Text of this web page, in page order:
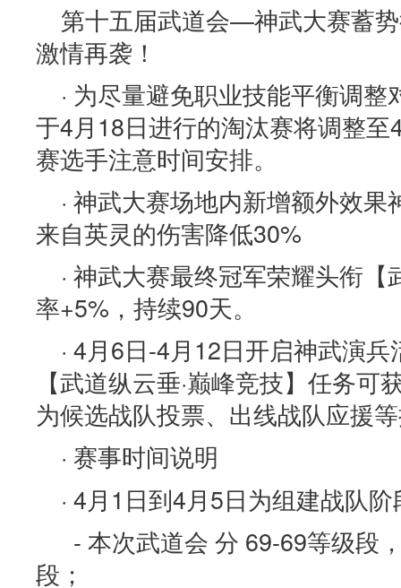
第十五届武道会—神武大赛蓄
激情再袭！
· 为尽量避免职业技能平衡调
于4月18日进行的淘汰赛将调整
赛选手注意时间安排。
· 神武大赛场地内新增额外效
来自英灵的伤害降低30%
· 神武大赛最终冠军荣耀头衔
率+5%，持续90天。
· 4月6日-4月12日开启神武演
【武道纵云垂·巅峰竞技】任务
为候选战队投票、出线战队应援
· 赛事时间说明
· 4月1日到4月5日为组建战队
- 本次武道会 分 69-69等级段
段；